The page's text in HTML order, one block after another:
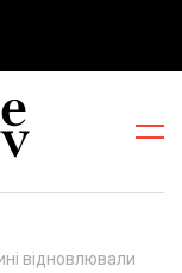
відновлювали